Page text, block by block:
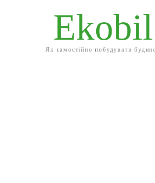
Ekobil
Як самостійно побудувати